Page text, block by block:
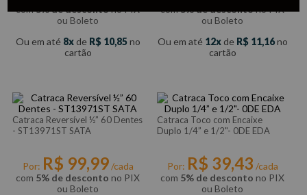
com5% de descontono PIX
ou Boleto
Ou em até 8 de R$ 10,85no
cartão
com5% de descontono PIX
ou Boleto
Ou em até 12 de R$ 11,16no
cartão
Catraca Reversível ½” 60 Dentes
- ST13971ST SATA
Por: R$ 99,99/cada
com 5% de desconto no PIX
ou Boleto
Catraca Toco com Encaixe
Duplo 1/4” e 1/2"- 0DE EDA
Por: R$ 39,43 /cada
com 5% de desconto no PIX
ou Boleto